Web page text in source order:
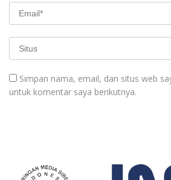
Simpan nama, email, dan situs web
untuk komentar saya berikutnya.